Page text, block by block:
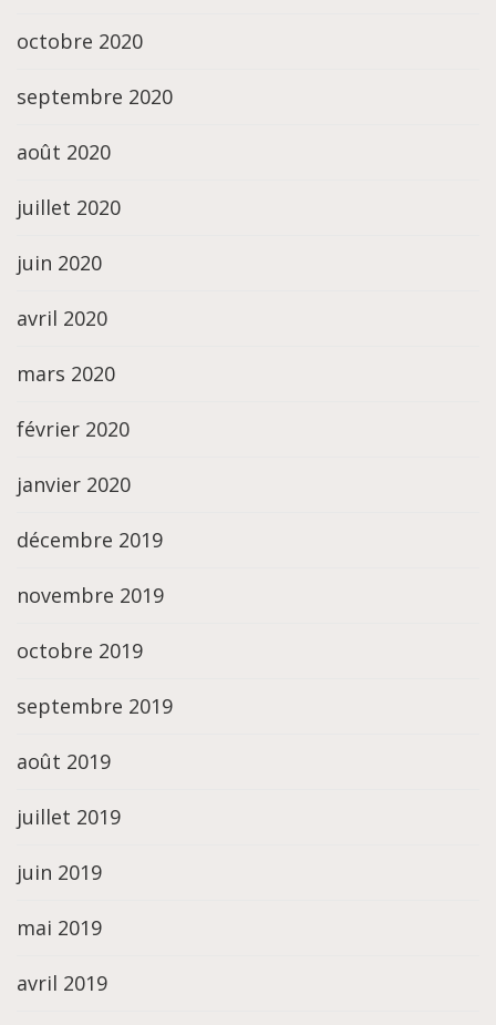
octobre 2020
septembre 2020
août 2020
juillet 2020
juin 2020
avril 2020
mars 2020
février 2020
janvier 2020
décembre 2019
novembre 2019
octobre 2019
septembre 2019
août 2019
juillet 2019
juin 2019
mai 2019
avril 2019